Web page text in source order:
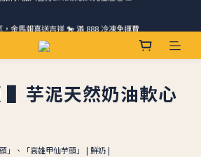
禮｜集點換購物金+生日禮，獨家優惠不錯過！
芋泥天然奶油軟心
」、「高雄甲仙芋頭」 | 鮮奶 |